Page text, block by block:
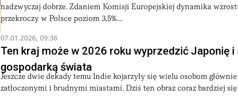
nadzwyczaj dobrze. Zdaniem Komisji Europejskiej dynamika
przekroczy w Polsce poziom 3,5%....
07.01.2026, 09:36
Ten kraj może w 2026 roku wyprzedzić Japonię
gospodarką świata
Jeszcze dwie dekady temu Indie kojarzyły się wielu osobom
zatłoczonymi i brudnymi miastami. Dziś ten obraz coraz bardziej